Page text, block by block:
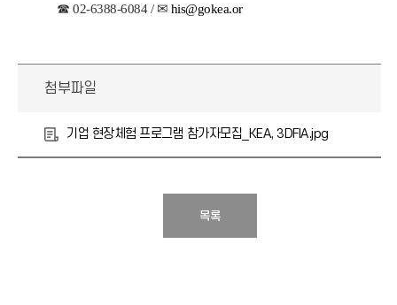
☎ 02-6388-6084 / ✉ his@gokea.or
첨부파일
기업 현장체험 프로그램 참가자모집_KEA, 3DFIA.jpg
목록